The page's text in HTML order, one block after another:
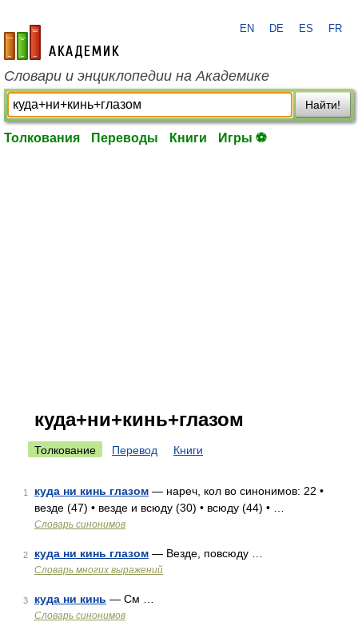
academic.ru
EN DE ES FR
Словари и энциклопедии на Академике
Найти!
Толкования Переводы Книги Игры ⚽
куда+ни+кинь+глазом
Толкование Перевод Книги
1 куда ни кинь глазом — нареч, кол во синонимов: 22 •
везде (47) • везде и всюду (30) • всюду (44) • …
Словарь синонимов
2 куда ни кинь глазом — Везде, повсюду …
Словарь многих выражений
3 куда ни кинь — См …
Словарь синонимов